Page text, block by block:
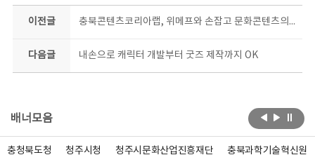
이전글 충북콘텐츠코리아랩, 위메프와 손잡고 문화콘텐츠의 온라인 시장 개척
다음글 내손으로 캐릭터 개발부터 굿즈 제작까지 OK
배너모음
충청북도청 청주시청 청주시문화산업진흥재단 충북과학기술혁신원